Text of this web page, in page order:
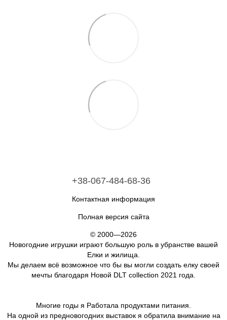
+38-067-484-68-36
Контактная информация
Полная версия сайта
© 2000—2026
Новогодние игрушки играют большую роль в убранстве вашей
Елки и жилища.
Мы делаем всё возможное что бы вы могли создать елку своей
мечты благодаря Новой DLT collection 2021 года.
Многие годы я Работала продуктами питания.
На одной из предновогодних выставок я обратила внимание на